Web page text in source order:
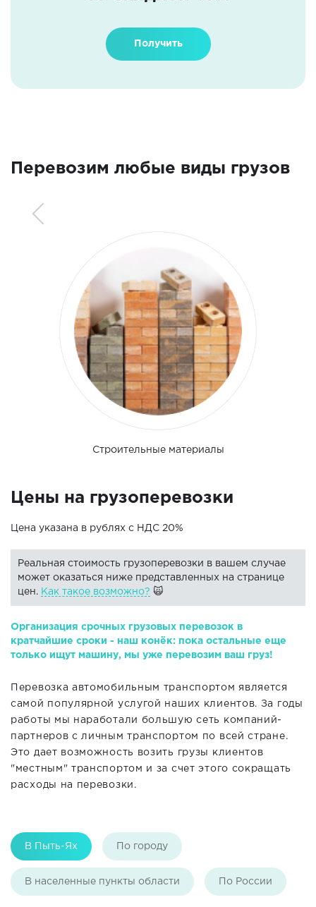
Получить
Перевозим любые виды грузов
Строительные материалы
Цены на грузоперевозки
Цена указана в рублях с НДС 20%
Реальная стоимость грузоперевозки в вашем случае
может оказаться ниже представленных на странице
цен. Как такое возможно? 🙀
Организация срочных грузовых перевозок в
кратчайшие сроки - наш конёк: пока остальные еще
только ищут машину, мы уже перевозим ваш груз!
Перевозка автомобильным транспортом является
самой популярной услугой наших клиентов. За годы
работы мы наработали большую сеть компаний-
партнеров с личным транспортом по всей стране.
Это дает возможность возить грузы клиентов
"местным" транспортом и за счет этого сокращать
расходы на перевозки.
В Пыть-Ях По городу
В населенные пункты области По России